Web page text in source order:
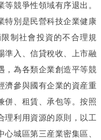
競爭性領域有序退出。
特別是民營科技企業健康
制社會投資的不合理規
準入、信貸稅收、上市融
，為各類企業創造平等競
濟參與國有企業的資産重
併、租賃、承包等。按照
理利用資源的原則，以工
城區第三産業密集區、